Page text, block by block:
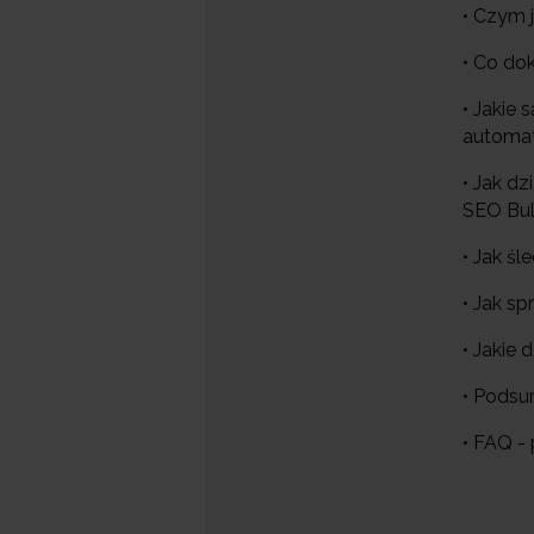
•
• Co
• Jakie
• Jak
SEO
• Jak
• Jak
• Jakie
•
• FAQ